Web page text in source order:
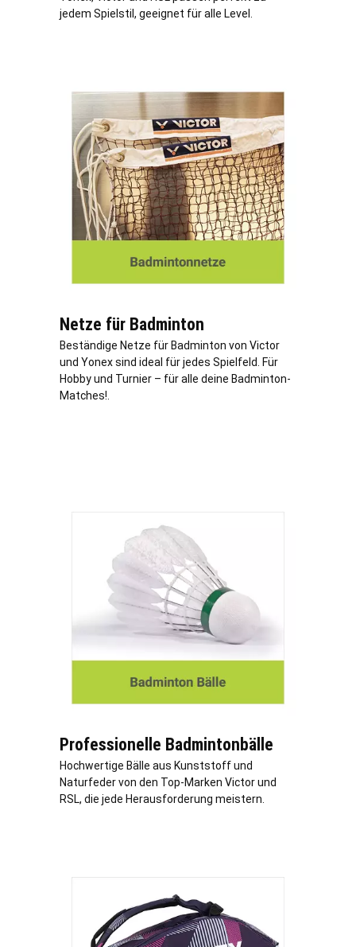
jedem Spielstil, geeignet für alle Level.
Netze für Badminton
Beständige Netze für Badminton von Victor
und Yonex sind ideal für jedes Spielfeld. Für
Hobby und Turnier – für alle deine Badminton-
Matches!.
Professionelle Badmintonbälle
Hochwertige Bälle aus Kunststoff und
Naturfeder von den Top-Marken Victor und
RSL, die jede Herausforderung meistern.